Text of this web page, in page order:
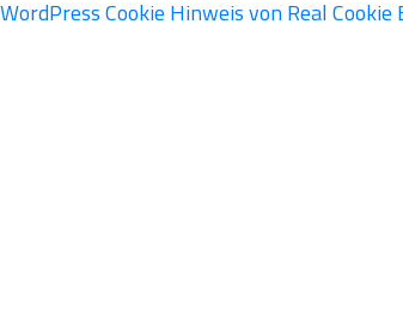
WordPress Cookie Hinweis von Real Cookie